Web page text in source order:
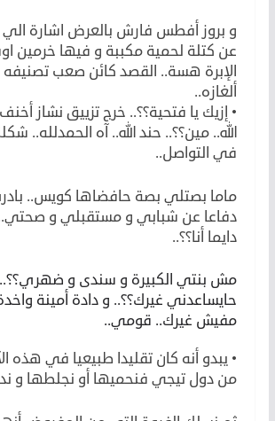
و بروز أفطس فارش بالعرض اشارة الي
عن كتلة لحمية مكببة و فيها خرمين
الإبرة هسة.. القصد كائن صعب
ألغازه..
• إزيك يا فتحية؟؟.. خرج تزييق نشاز
الله.. مين؟؟.. حند الله.. آه الحمدلله..
في التواصل..
ماما بصتلي بصة حافضاها كويس..
دفاعا عن شبابي و مستقبلي و صحتي..
دايما أنا؟؟..
مش بنتي الكبيرة و سندى و ضهري؟؟..
حايساعدني غيرك؟؟.. و دادة أمينة
مفيش غيرك.. قومي..
• يبدو أنه كان تقليدا طبيعيا في هذه
من دول تيجي فنحميها أو نجلطها و